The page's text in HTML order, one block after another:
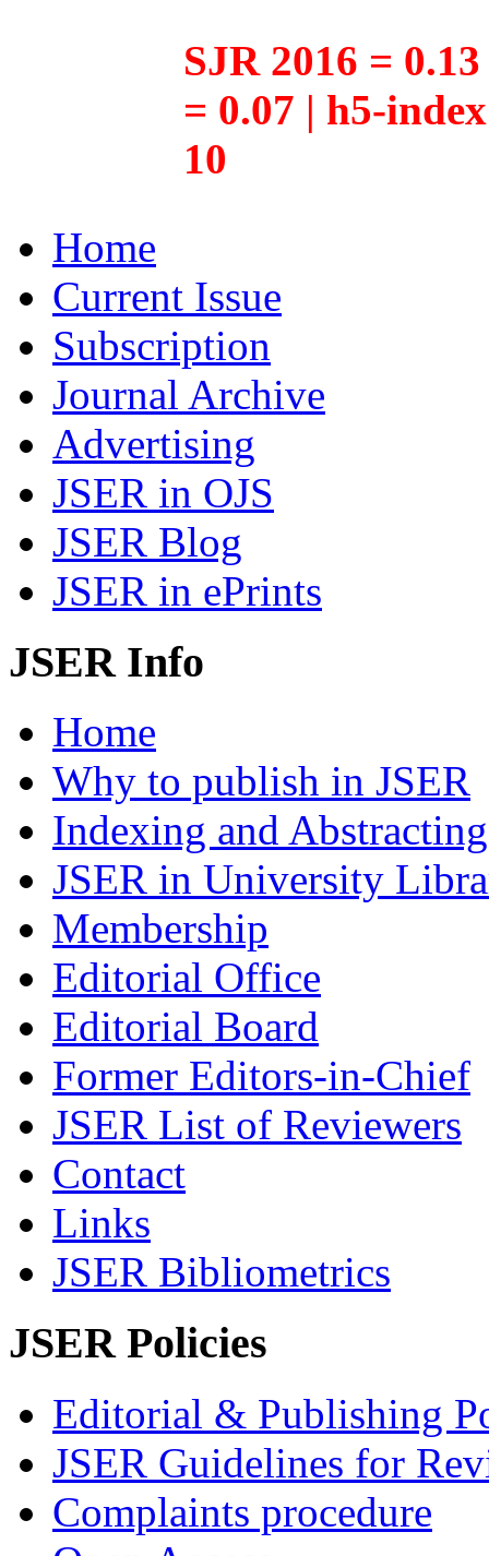
SJR 2016 =
= 0.07 | h5-
10
Home
Current Issue
Subscription
Journal Archive
Advertising
JSER in OJS
JSER Blog
JSER in ePrints
JSER Info
Home
Why to publish in JSER
Indexing and Abstracting
JSER in University
Membership
Editorial Office
Editorial Board
Former Editors-in-Chief
JSER List of Reviewers
Contact
Links
JSER Bibliometrics
JSER Policies
Editorial & Publishing
JSER Guidelines for
Complaints procedure